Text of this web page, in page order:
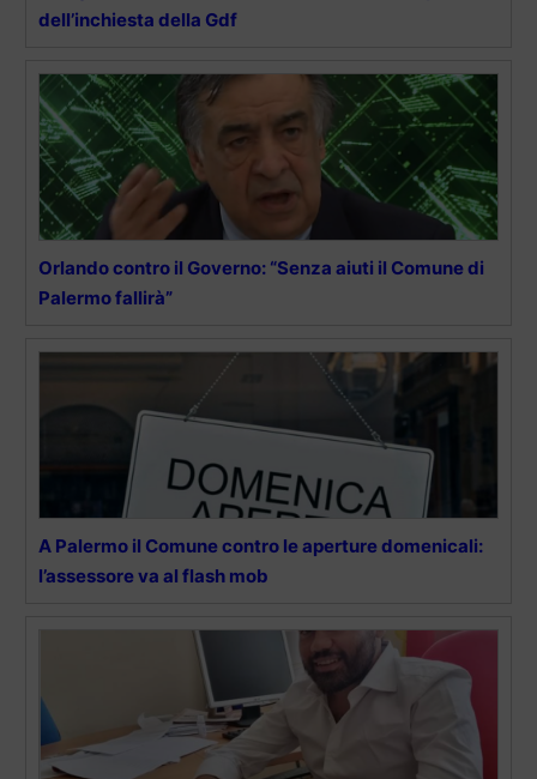
dell’inchiesta della Gdf
Orlando contro il Governo: “Senza aiuti il Comune di
Palermo fallirà”
A Palermo il Comune contro le aperture domenicali:
l’assessore va al flash mob